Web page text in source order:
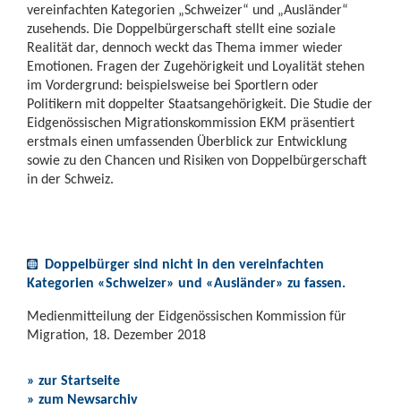
vereinfachten Kategorien „Schweizer“ und „Ausländer“
zusehends. Die Doppelbürgerschaft stellt eine soziale
Realität dar, dennoch weckt das Thema immer wieder
Emotionen. Fragen der Zugehörigkeit und Loyalität stehen
im Vordergrund: beispielsweise bei Sportlern oder
Politikern mit doppelter Staatsangehörigkeit. Die Studie der
Eidgenössischen Migrationskommission EKM präsentiert
erstmals einen umfassenden Überblick zur Entwicklung
sowie zu den Chancen und Risiken von Doppelbürgerschaft
in der Schweiz.
Doppelbürger sind nicht in den vereinfachten
Kategorien «Schweizer» und «Ausländer» zu fassen.
Medienmitteilung der Eidgenössischen Kommission für
Migration, 18. Dezember 2018
» zur Startseite
» zum Newsarchiv